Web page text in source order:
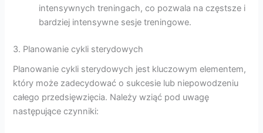
intensywnych treningach, co pozwala na częstsze i
bardziej intensywne sesje treningowe.
3. Planowanie cykli sterydowych
Planowanie cykli sterydowych jest kluczowym elementem,
który może zadecydować o sukcesie lub niepowodzeniu
całego przedsięwzięcia. Należy wziąć pod uwagę
następujące czynniki: